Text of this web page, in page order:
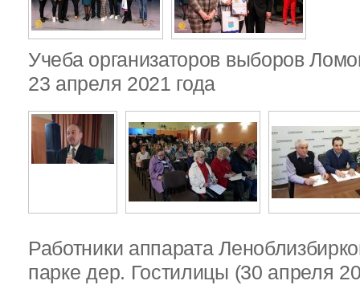
Учеба организаторов выборов
23 апреля 2021 года
Работники аппарата
парке дер. Гостилицы (30 апреля